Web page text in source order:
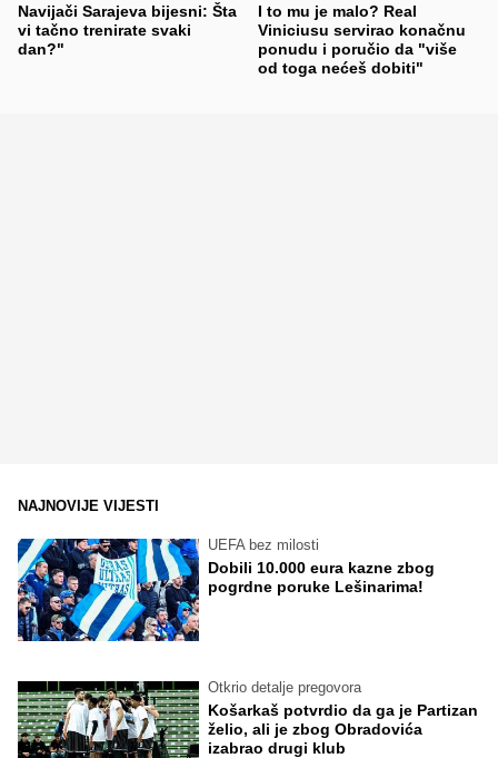
Navijači Sarajeva bijesni: Šta
vi tačno trenirate svaki
dan?"
I to mu je malo? Real
Viniciusu servirao konačnu
ponudu i poručio da "više
od toga nećeš dobiti"
NAJNOVIJE VIJESTI
UEFA bez milosti
Dobili 10.000 eura kazne zbog
pogrdne poruke Lešinarima!
Otkrio detalje pregovora
Košarkaš potvrdio da ga je Partizan
želio, ali je zbog Obradovića
izabrao drugi klub